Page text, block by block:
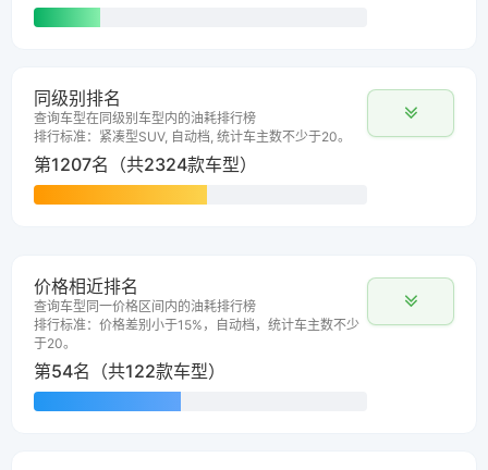
同级别排名
查询车型在同级别车型内的油耗排行榜
排行标准：紧凑型SUV, 自动档, 统计车主数不少于20。
第1207名（共2324款车型）
价格相近排名
查询车型同一价格区间内的油耗排行榜
排行标准：价格差别小于15%，自动档，统计车主数不少
于20。
第54名（共122款车型）